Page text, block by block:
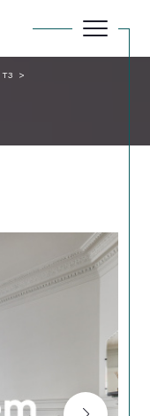
T3